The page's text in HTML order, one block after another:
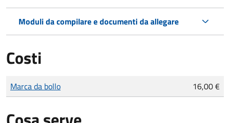
Moduli da compilare e documenti da allegare
Costi
Tipo di pagamento
Importo
Marca da bollo 16,00 €